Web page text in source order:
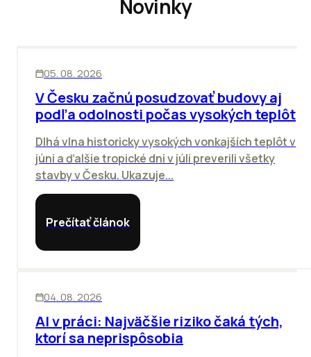
Novinky
05. 08. 2026
V Česku začnú posudzovať budovy aj
podľa odolnosti počas vysokých teplôt
Dlhá vlna historicky vysokých vonkajších teplôt v
júni a ďalšie tropické dni v júli preverili všetky
stavby v Česku. Ukazuje...
Prečítať článok
04. 08. 2026
AI v práci: Najväčšie riziko čaká tých,
ktorí sa neprispôsobia